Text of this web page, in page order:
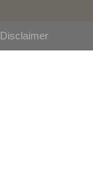
Disclaimer